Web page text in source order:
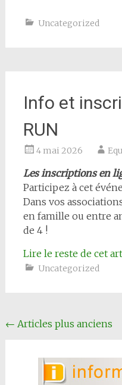
Uncategorized
Info et
RUN
4 mai 2026
Les inscriptions en
Participez à cet
Dans vos
en famille ou entre
de 4 !
Lire le reste de cet
Uncategorized
Navigation
← Articles plus anciens